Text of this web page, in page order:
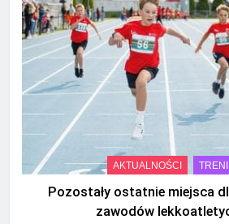
AKTUALNOŚCI
Pozostały ostatnie miejsca
zawodów